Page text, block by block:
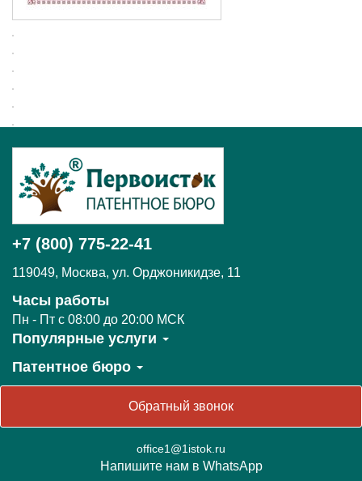
+7 (800) 775-22-41
119049, Москва, ул. Орджоникидзе, 11
Часы работы
Пн - Пт c 08:00 до 20:00 МСК
Популярные услуги
Патентное бюро
Обратный звонок
office1@1istok.ru
Напишите нам в WhatsApp